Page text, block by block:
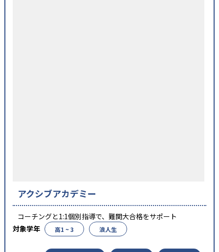
アクシブアカデミー
コーチングと1:1個別指導で、難関大合格をサポート
高1 ~ 3 浪人生